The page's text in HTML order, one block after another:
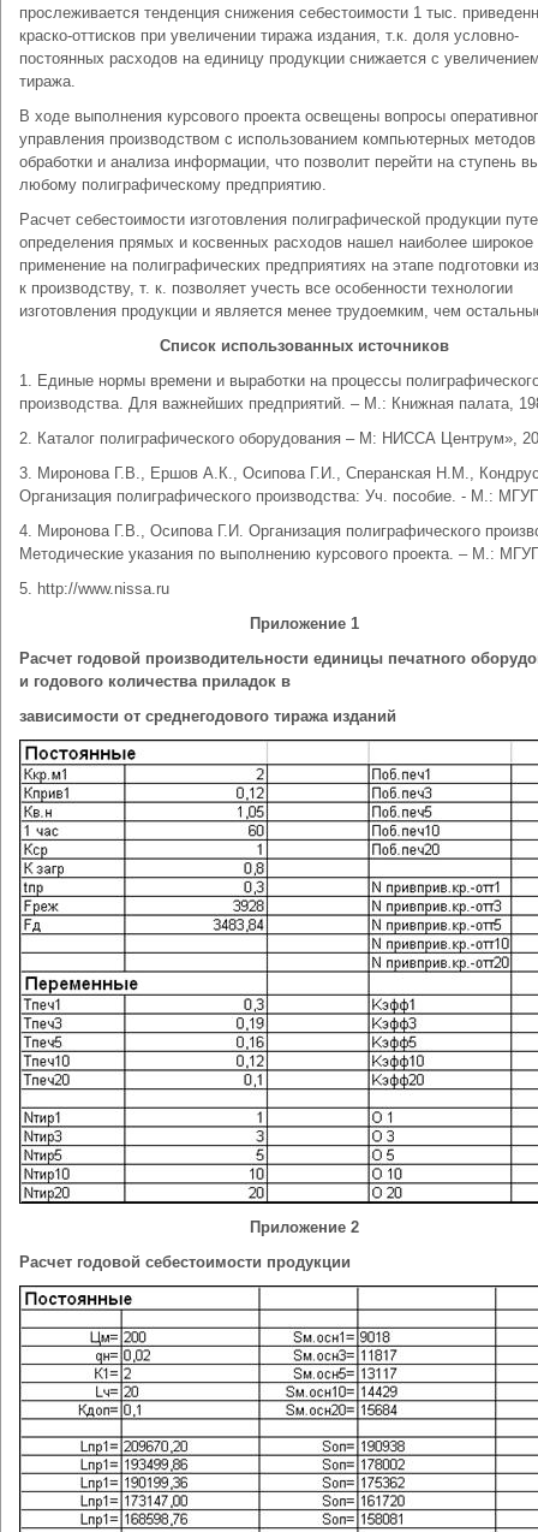
прослеживается тенденция снижения себестоимости 1 тыс.
краско-оттисков при увеличении тиража издания, т.к. доля условно-
постоянных расходов на единицу продукции снижается с
тиража.
В ходе выполнения курсового проекта освещены вопросы
управления производством с использованием компьютерных методов
обработки и анализа информации, что позволит перейти на ступень
любому полиграфическому предприятию.
Расчет себестоимости изготовления полиграфической продукции
определения прямых и косвенных расходов нашел наиболее широкое
применение на полиграфических предприятиях на этапе подготовки
к производству, т. к. позволяет учесть все особенности технологии
изготовления продукции и является менее трудоемким, чем
Список использованных источников
1. Единые нормы времени и выработки на процессы
производства. Для важнейших предприятий. – М.: Книжная палата,
2. Каталог полиграфического оборудования – М: НИССА Центрум»,
3. Миронова Г.В., Ершов А.К., Осипова Г.И., Сперанская Н.М.,
Организация полиграфического производства: Уч. пособие. - М.:
4. Миронова Г.В., Осипова Г.И. Организация полиграфического
Методические указания по выполнению курсового проекта. – М.:
5. http://www.nissa.ru
Приложение 1
Расчет годовой производительности единицы печатного
и годового количества приладок в
зависимости от среднегодового тиража изданий
Приложение 2
Расчет годовой себестоимости продукции